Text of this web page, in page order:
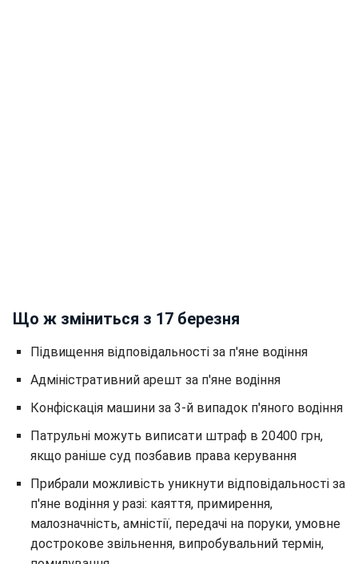
Що ж зміниться з 17 березня
Підвищення відповідальності за п'яне водіння
Адміністративний арешт за п'яне водіння
Конфіскація машини за 3-й випадок п'яного водіння
Патрульні можуть виписати штраф в 20400 грн,
якщо раніше суд позбавив права керування
Прибрали можливість уникнути відповідальності за
п'яне водіння у разі: каяття, примирення,
малозначність, амністії, передачі на поруки, умовне
дострокове звільнення, випробувальний термін,